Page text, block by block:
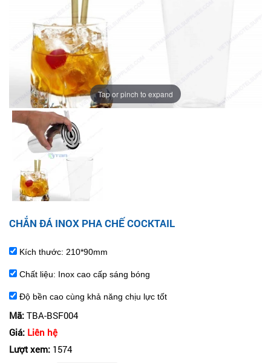
Tap or pinch to expand
CHẮN ĐÁ INOX PHA CHẾ COCKTAIL
Kích thước: 210*90mm
Chất liệu: Inox cao cấp sáng bóng
Độ bền cao cùng khả năng chịu lực tốt
Mã: TBA-BSF004
Giá: Liên hệ
Lượt xem: 1574